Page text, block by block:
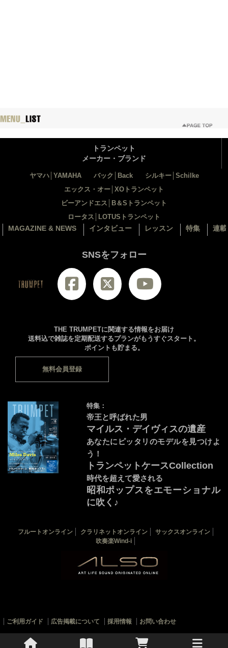
トランペット
メーカー・ブランド
ヤマハ│YAMAHA バック│Back
シルキー│Schilke
エックス・オー│XOトランペット
ビーアンドエス│B＆Sトランペット
ロータス│LOTUSトランペット
MAGAZINE & NEWS インタビュー レッスン 特集 連
SNSをフォロー
THE TRUMPETに関連する情報をお届け
送料込で雑誌を定期配送するプランがもうすぐスタート。
ポイントも貯まる。
無料会員登録
特集：
帝王と呼ばれた男
マイルス・デイヴィスの遺産
あなたにピッタリのモデルを見つけよ
う！
トランペットケースCollection
時代を超えて愛される
昭和ポップスをエモーショナル
に吹く♪
THE TRUMPET 最新18号
THE TRUMPETバックナンバー
フルートオンライン クラリネットオンライン
サックスオンライン
吹奏楽Wind-i
ご利用ガイド 広告掲載について 採用情報 お問い合わせ